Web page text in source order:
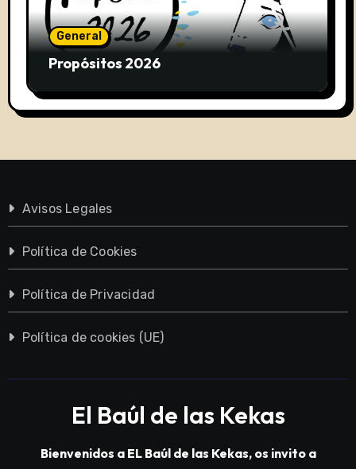
General
Propósitos 2026
Avisos Legales
Política de Cookies
Política de Privacidad
Política de cookies (UE)
El Baúl de las Kekas
Bienvenidos a EL Baúl de las Kekas, os invito a